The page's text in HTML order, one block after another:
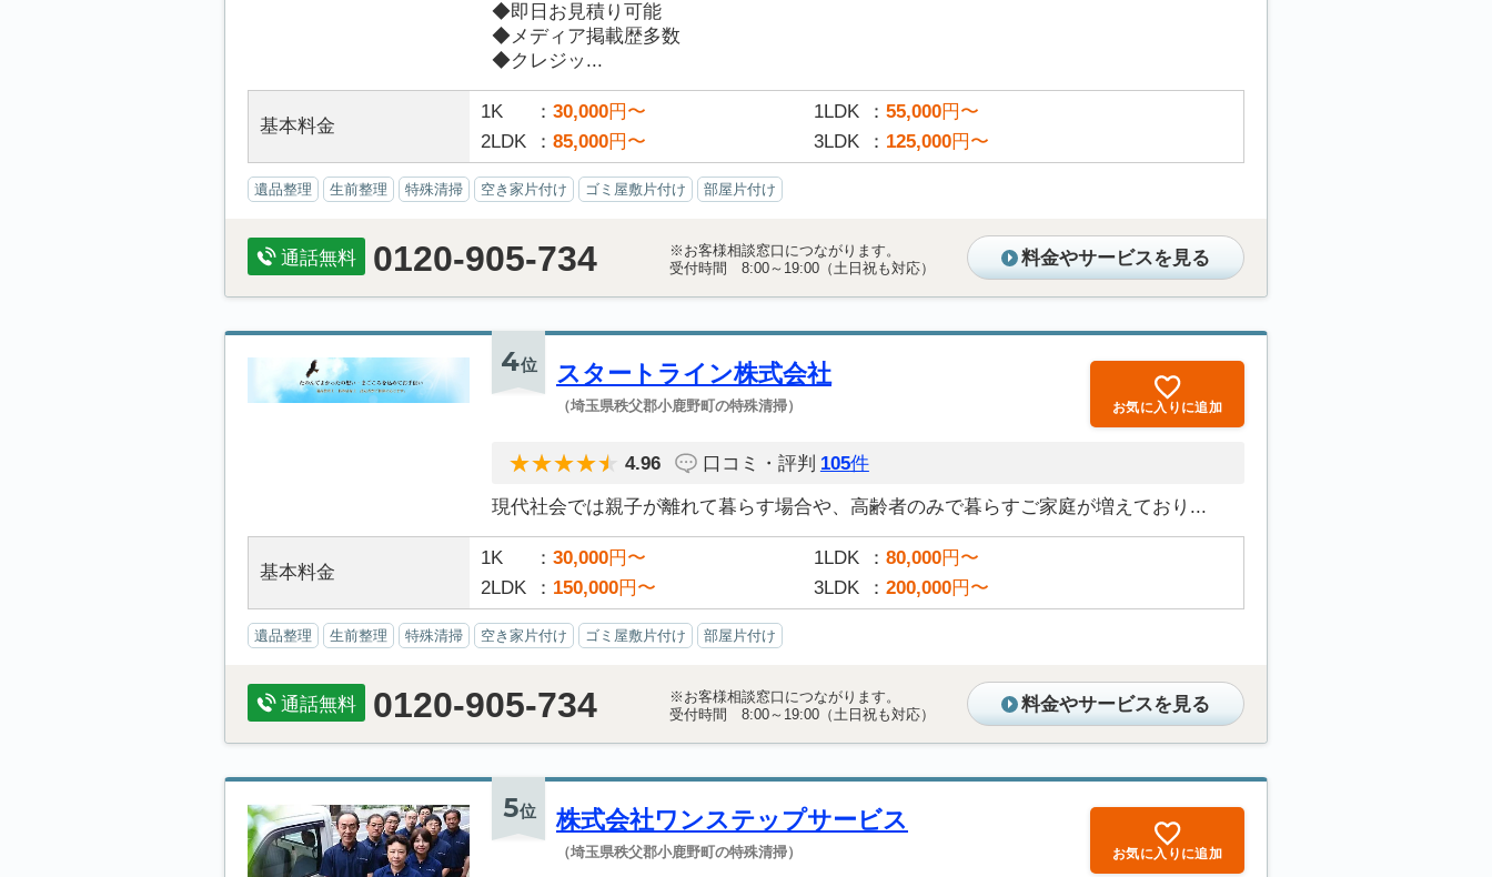
◆即日お見積り可能
◆メディア掲載歴多数
◆クレジッ...
基本料金
1K 30,000円〜 1LDK 55,000円〜
2LDK
85,000円〜 3LDK 125,000円〜
遺品整理 生前整理 特殊清掃 空き家片付け ゴミ屋敷片付け 部屋片付け
通話無料 0120-905-734
※お客様相談窓口につながります。
受付時間 8:00～19:00（土日祝も対応）
料金やサービスを見る
4位 スタートライン株式会社
（埼玉県秩父郡小鹿野町の特殊清掃） お気に入りに追加
4.96 口コミ・評判 105件
現代社会では親子が離れて暮らす場合や、高齢者のみで暮らすご家庭が増えており...
基本料金
1K 30,000円〜 1LDK 80,000円〜
2LDK
150,000円〜 3LDK 200,000円〜
遺品整理 生前整理 特殊清掃 空き家片付け ゴミ屋敷片付け 部屋片付け
通話無料 0120-905-734
※お客様相談窓口につながります。
受付時間 8:00～19:00（土日祝も対応）
料金やサービスを見る
5位 株式会社ワンステップサービス
（埼玉県秩父郡小鹿野町の特殊清掃） お気に入りに追加